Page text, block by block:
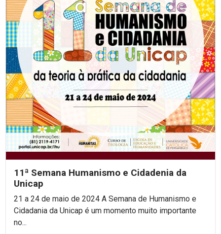
11ª Semana Humanismo e Cidadenia da
Unicap
21 a 24 de maio de 2024 A Semana de Humanismo e
Cidadania da Unicap é um momento muito importante
no...